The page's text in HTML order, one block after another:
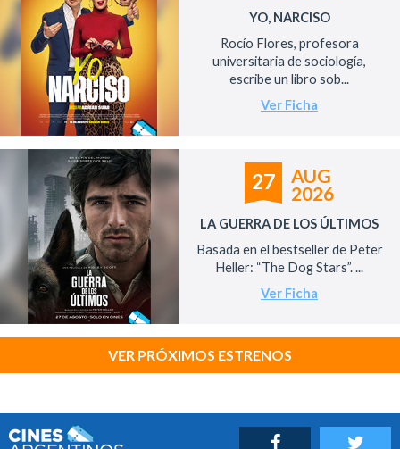
YO, NARCISO
Rocío Flores, profesora
universitaria de sociología,
escribe un libro sob...
Ver Ficha
27
AUG
2026
LA GUERRA DE LOS ÚLTIMOS
Basada en el bestseller de Peter
Heller: “The Dog Stars”. ...
Ver Ficha
VER PRÓXIMOS ESTRENOS